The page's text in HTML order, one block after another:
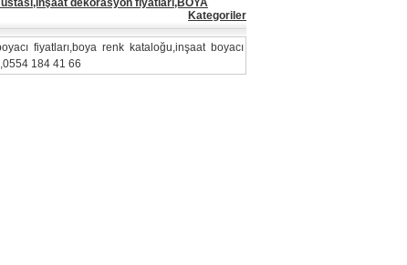
dekorasyon fiyatları,BOYA
Kategoriler